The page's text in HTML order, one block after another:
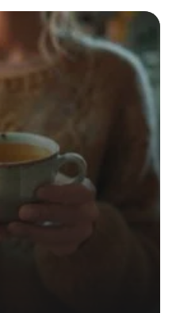
retrouver un